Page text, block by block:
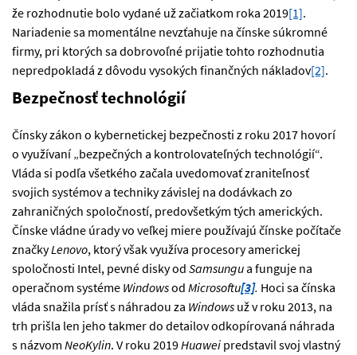
že rozhodnutie bolo vydané už začiatkom roka 2019[1].
Nariadenie sa momentálne nevzťahuje na čínske súkromné
firmy, pri ktorých sa dobrovoľné prijatie tohto rozhodnutia
nepredpokladá z dôvodu vysokých finančných nákladov[2].
Bezpečnosť technológií
Čínsky zákon o kybernetickej bezpečnosti z roku 2017 hovorí
o využívaní „bezpečných a kontrolovateľných technológií“.
Vláda si podľa všetkého začala uvedomovať zraniteľnosť
svojich systémov a techniky závislej na dodávkach zo
zahraničných spoločností, predovšetkým tých amerických.
Čínske vládne úrady vo veľkej miere používajú čínske počítače
značkyLenovo, ktorý však využíva procesory americkej
spoločnosti Intel, pevné disky od Samsungua funguje na
operačnom systéme Windowsod Microsoftu[3]. Hoci sa čínska
vláda snažila prísť s náhradou za Windows už v roku 2013, na
trh prišla len jeho takmer do detailov odkopírovaná náhrada
s názvom NeoKylin. V roku 2019Huawei predstavil svoj vlastný